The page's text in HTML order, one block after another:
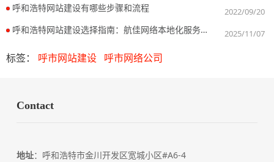
2022/09/20
呼和浩特网站建设有哪些步骤和流程
2025/11/07
呼和浩特网站建设选择指南：航佳网络本地化服务解析
标签： 呼市网站建设 呼市网络公司
Contact
地址：呼和浩特市金川开发区宽城小区#A6-4